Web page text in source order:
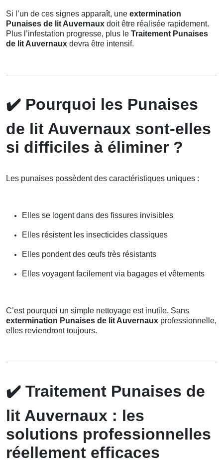
Si l’un de ces signes apparaît, une extermination
Punaises de lit Auvernaux doit être réalisée rapidement.
Plus l’infestation progresse, plus le Traitement Punaises
de lit Auvernaux devra être intensif.
✔️ Pourquoi les Punaises
de lit Auvernaux sont-elles
si difficiles à éliminer ?
Les punaises possèdent des caractéristiques uniques :
Elles se logent dans des fissures invisibles
Elles résistent les insecticides classiques
Elles pondent des œufs très résistants
Elles voyagent facilement via bagages et vêtements
C’est pourquoi un simple nettoyage est inutile. Sans
extermination Punaises de lit Auvernaux professionnelle,
elles reviendront toujours.
✔️ Traitement Punaises de
lit Auvernaux : les
solutions professionnelles
réellement efficaces